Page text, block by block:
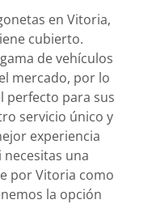
en Vitoria,
cubierto.
de vehículos
mercado, por lo
perfecto para sus
servicio único y
experiencia
una
por Vitoria como
la opción